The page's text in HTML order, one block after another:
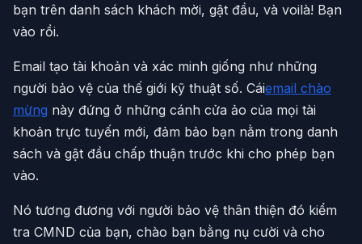
bạn trên danh sách khách mời, gật đầu, và voilà! Bạn
vào rồi.
Email tạo tài khoản và xác minh giống như những
người bảo vệ của thế giới kỹ thuật số. Cáiemail chào
mừng này đứng ở những cánh cửa ảo của mọi tài
khoản trực tuyến mới, đảm bảo bạn nằm trong danh
sách và gật đầu chấp thuận trước khi cho phép bạn
vào.
Nó tương đương với người bảo vệ thân thiện đó kiểm
tra CMND của bạn, chào bạn bằng nụ cười và cho